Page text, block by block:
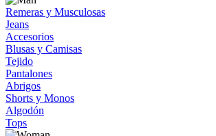
Remeras y Musculosas
Jeans
Accesorios
Blusas y Camisas
Tejido
Pantalones
Abrigos
Shorts y Monos
Algodón
Tops